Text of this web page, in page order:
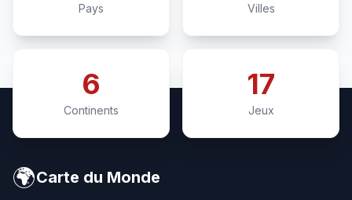
Pays Villes
6
Continents
17
Jeux
🌍Carte du Monde